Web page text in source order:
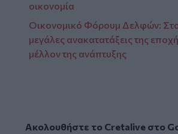
οικονομία
Οικονομικό Φόρουμ Δελφών: Στο
μεγάλες ανακατατάξεις της
μέλλον της ανάπτυξης
Ακολουθήστε το Cretalive στο